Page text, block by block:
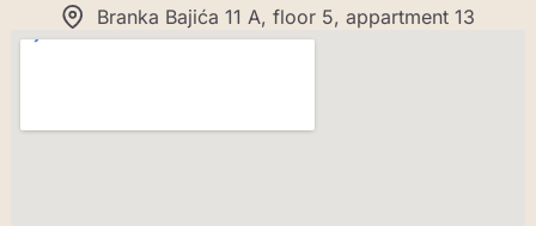
Branka Bajića 11 A, floor 5, appartment 13